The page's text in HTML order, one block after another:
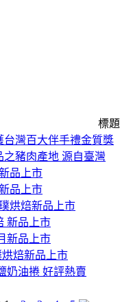
標題
台灣百大伴手禮金質獎
之豬肉產地 源自臺灣
品上市
品上市
烘焙新品上市
新品上市
新品上市
烘焙新品上市
奶油捲 好評熱賣